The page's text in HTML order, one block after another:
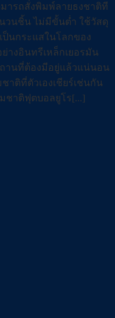
ารถสั่งพิมพ์ลายธงชาติที
วนชิ้น ไม่มีขั้นต่ำ ใช้วัสดุ
นกระแสในโลกของ
างอินทรีเหล็กเยอรมัน
านที่ต้องมีอยู่แล้วแน่นอน
ติที่ตัวเองเชียร์เช่นกัน
ชาติฟุตบอลยูโร[...]